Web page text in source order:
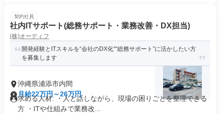
契約社員
社内ITサポート(総務サポート・業務改善・DX担当)
(株)オーディフ
開発経験とITスキルを“会社のDX化”“総務サポート”に活かしたい方
を募集します
沖縄県浦添市内間
月給22万円～26万円
求める人材: ・人と話しながら、現場の困りごとを整理できる
方 ・ITや仕組みで業務改...